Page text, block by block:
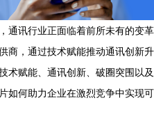
通讯行业正面临着前所未有的变革
商，通过技术赋能推动通讯创新升
术赋能、通讯创新、破圈突围以及
如何助力企业在激烈竞争中实现可